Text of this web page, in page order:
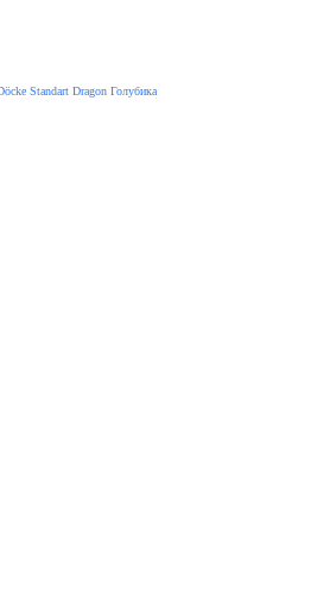
Standart Dragon Голубика